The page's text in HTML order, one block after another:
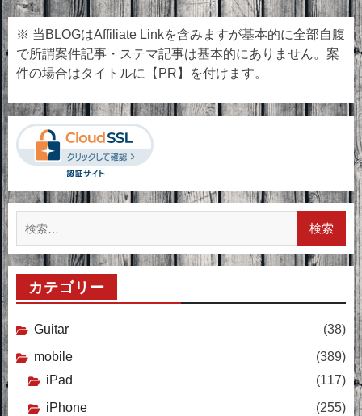
※ 当BLOGはAffiliate Linkを含みますが基本的に全部自腹
で所謂案件記事・ステマ記事は基本的にありません。案
件の場合はタイトルに【PR】を付けます。
索:
カテゴリー
Guitar
(38)
mobile
(389)
iPad
(117)
iPhone
(255)